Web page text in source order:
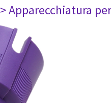
> Apparecchiatura